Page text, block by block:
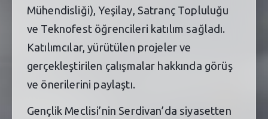
Mühendisliği), Yeşilay, Satranç Topluluğu
ve Teknofest öğrencileri katılım sağladı.
Katılımcılar, yürütülen projeler ve
gerçekleştirilen çalışmalar hakkında görüş
ve önerilerini paylaştı.
Gençlik Meclisi’nin Serdivan’da siyasetten